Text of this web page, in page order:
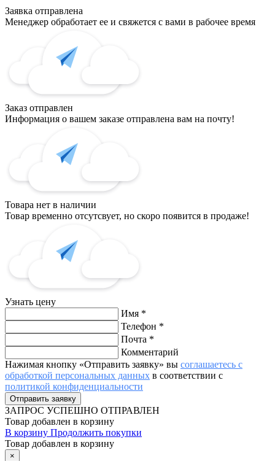
Заявка отправлена
Менеджер обработает ее и свяжется с вами в рабочее время
Заказ отправлен
Информация о вашем заказе отправлена вам на почту!
Товара нет в наличии
Товар временно отсутсвует, но скоро появится в продаже!
Узнать цену
Имя *
Телефон *
Почта *
Комментарий
Нажимая кнопку «Отправить заявку» вы соглашаетесь с
обработкой персональных данных в соответствии с
политикой конфиденциальности
ЗАПРОС УСПЕШНО ОТПРАВЛЕН
Товар добавлен в корзину
В корзину Продолжить покупки
Товар добавлен в корзину
×